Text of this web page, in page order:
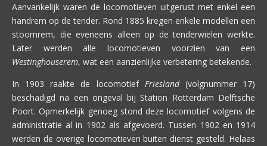
Aanvankelijk waren de locomotieven uitgerust met enkel een
handrem op de tender. Rond 1885 kregen enkele modellen een
stoomrem, die eveneens alleen op de tenderwielen werkte.
Later werden alle locomotieven voorzien van een
Westinghouserem, wat een aanzienlijke verbetering betekende.
In 1903 raakte de locomotief Friesland(volgnummer 17)
beschadigd na een ongeval bij Station Rotterdam Delftsche
Poort. Opmerkelijk genoeg stond deze locomotief volgens de
administratie al in 1902 als afgevoerd. Tussen 1902 en 1914
werden de overige locomotieven buiten dienst gesteld. Helaas